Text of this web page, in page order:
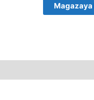
Magazaya